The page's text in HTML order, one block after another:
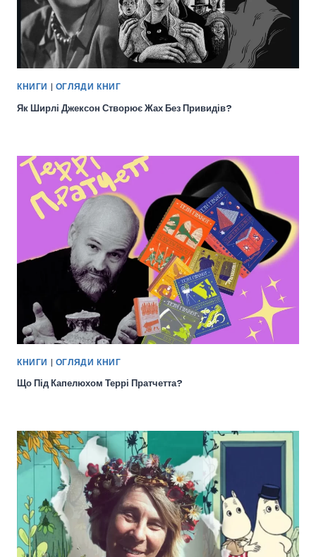
КНИГИ | ОГЛЯДИ КНИГ
Як Ширлі Джексон Створює Жах Без Привидів?
КНИГИ | ОГЛЯДИ КНИГ
Що Під Капелюхом Террі Пратчетта?